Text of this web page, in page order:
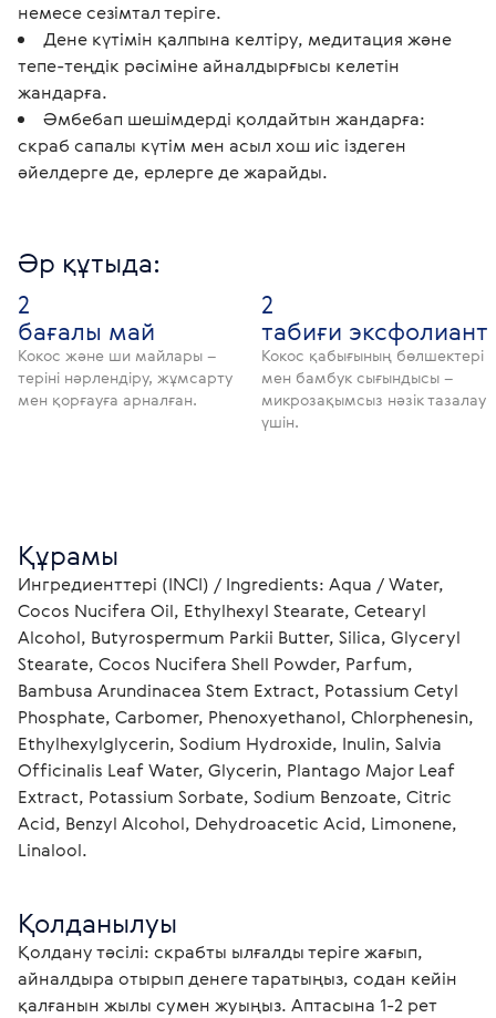
немесе сезімтал теріге.
Дене күтімін қалпына келтіру, медитация және
тепе-теңдік рәсіміне айналдырғысы келетін
жандарға.
Әмбебап шешімдерді қолдайтын жандарға:
скраб сапалы күтім мен асыл хош иіс іздеген
әйелдерге де, ерлерге де жарайды.
Әр құтыда:
2
бағалы май
Кокос және ши майлары –
теріні нәрлендіру, жұмсарту
мен қорғауға арналған.
2
табиғи эксфолиант
Кокос қабығының бөлшектері
мен бамбук сығындысы –
микрозақымсыз нәзік тазалау
үшін.
Құрамы
Ингредиенттері (INCI) / Ingredients: Aqua / Water,
Cocos Nucifera Oil, Ethylhexyl Stearate, Cetearyl
Alcohol, Butyrospermum Parkii Butter, Silica, Glyceryl
Stearate, Cocos Nucifera Shell Powder, Parfum,
Bambusa Arundinacea Stem Extract, Potassium Cetyl
Phosphate, Carbomer, Phenoxyethanol, Chlorphenesin,
Ethylhexylglycerin, Sodium Hydroxide, Inulin, Salvia
Officinalis Leaf Water, Glycerin, Plantago Major Leaf
Extract, Potassium Sorbate, Sodium Benzoate, Citric
Acid, Benzyl Alcohol, Dehydroacetic Acid, Limonene,
Linalool.
Қолданылуы
Қолдану тәсілі: скрабты ылғалды теріге жағып,
айналдыра отырып денеге таратыңыз, содан кейін
қалғанын жылы сумен жуыңыз. Аптасына 1-2 рет